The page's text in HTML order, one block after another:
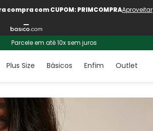
compra com CUPOM: PRIMCOMPRAAproveitar
Parcele em até 10x sem juros
Plus Size Básicos Enfim Outlet